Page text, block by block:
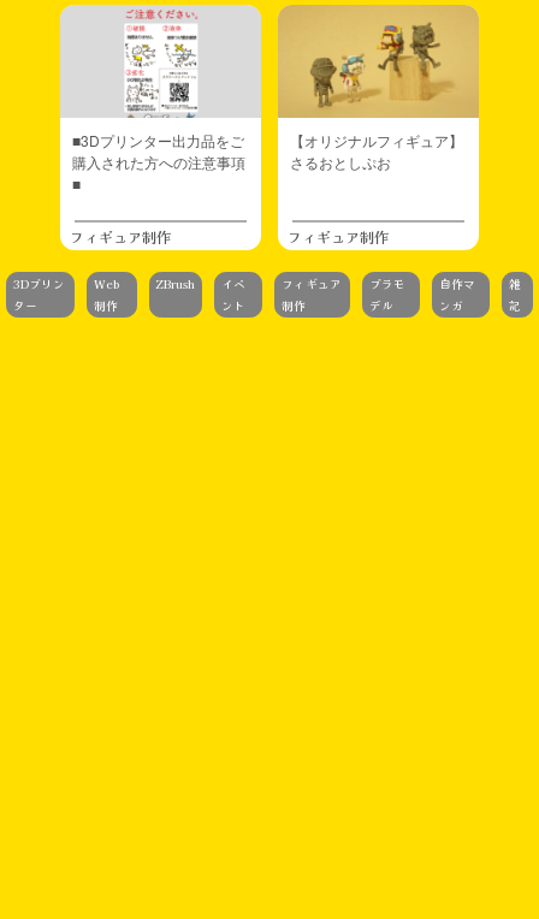
■3Dプリンター出力品をご
購入された方への注意事項
■
フィギュア制作
【オリジナルフィギュア】
さるおとしぷお
フィギュア制作
3Dプリン
ター
Web
制作
ZBrush
イベ
ント
フィギュア
制作
プラモ
デル
自作マ
ンガ
雑
記